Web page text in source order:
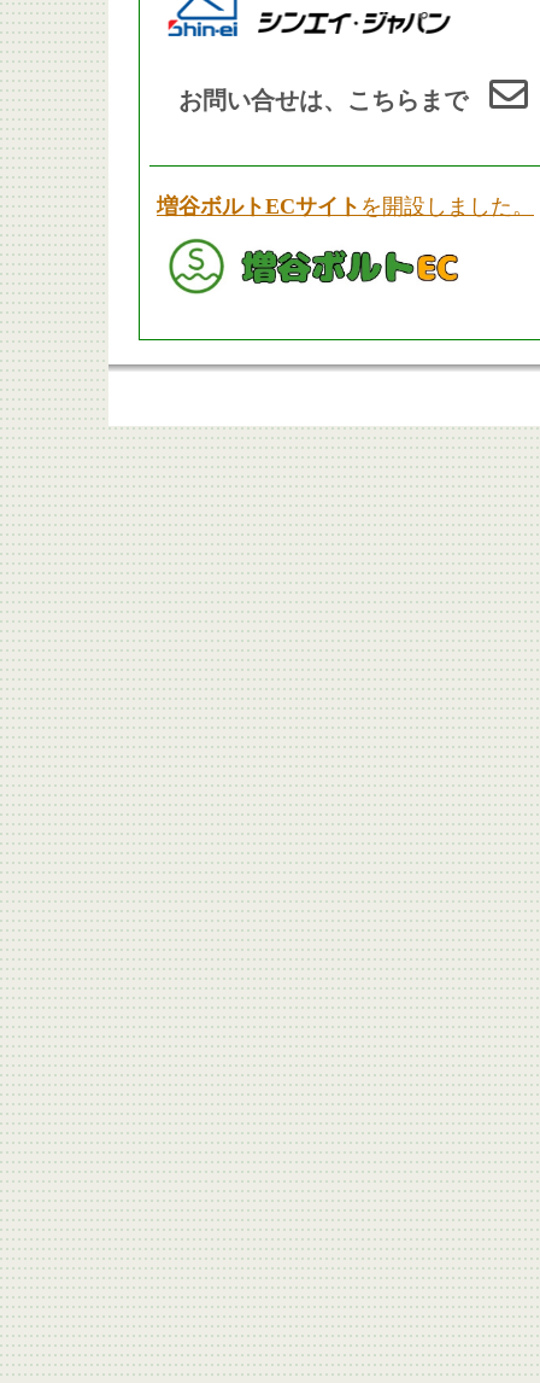
お問い合せは、こちらまで
増谷ボルトECサイト を開設しました。